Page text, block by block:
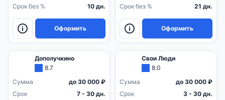
Срок без %
10 дн.
Оформить
Срок без %
21 дн.
Оформить
Дополучкино
8.7
Сумма
до 30 000 ₽
Срок
7 - 30 дн.
Свои Люди
8.0
Сумма
до 30 000 ₽
Срок
3 - 30 дн.